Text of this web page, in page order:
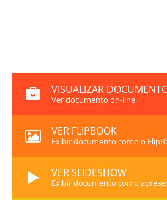
VISUALIZAR
Ver documento on-line
VER FLIPBOOK
Exibir documento como o
VER SLIDESHOW
Exibir documento como